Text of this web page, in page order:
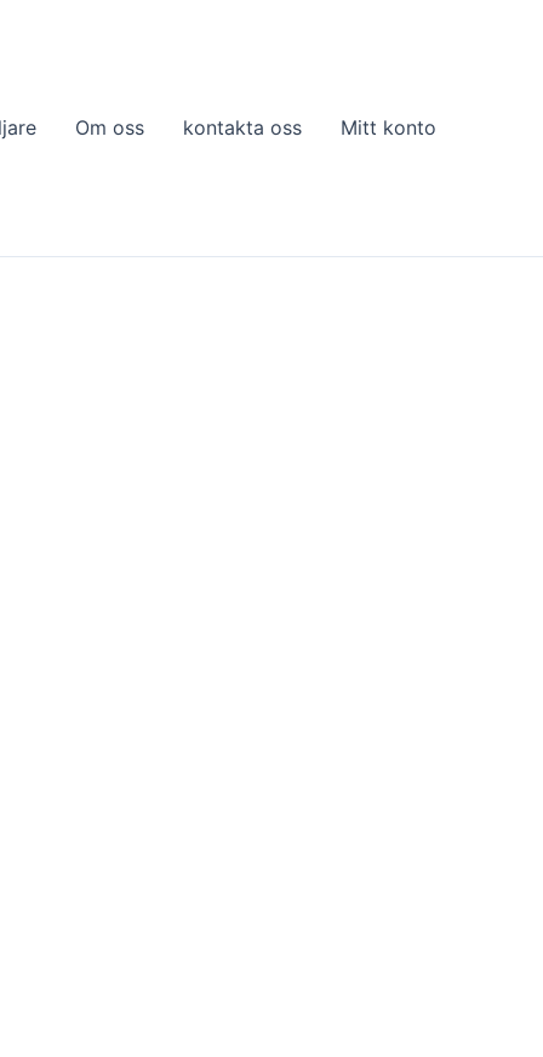
Om oss kontakta oss Mitt konto